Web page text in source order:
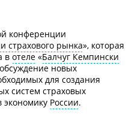
конференции
страхового рынка», которая
в отеле «Балчуг Кемпински
новых
для создания
систем страховых
России.